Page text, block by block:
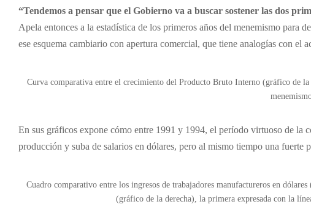
“Tendemos a pensar que el Gobierno va a buscar sostener las dos
Apela entonces a la estadística de los primeros años del menemismo para
ese esquema cambiario con apertura comercial, que tiene analogías con el
Curva comparativa entre el crecimiento del Producto Bruto Interno (gráfico de
En sus gráficos expone cómo entre 1991 y 1994, el período virtuoso de la
producción y suba de salarios en dólares, pero al mismo tiempo una fuerte
Cuadro comparativo entre los ingresos de trabajadores manufactureros en
(gráfico de la derecha), la primera expresada con la